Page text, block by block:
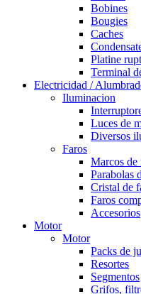
Bobines
Bougies
Caches
Platine
Terminal
Electricidad /
Iluminacion
Luces de
Diversos
Faros
Marcos de
Parabolas
Cristal de
Faros
Accesorios
Motor
Motor
Packs de
Resortes
Segmentos
Grifos,